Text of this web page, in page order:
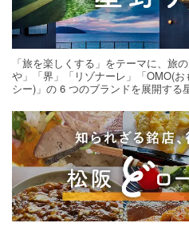
「旅を楽しくする」をテーマに、旅
や」「界」「リゾナーレ」「OMO(
シー)」の 6 つのブランドを展開する